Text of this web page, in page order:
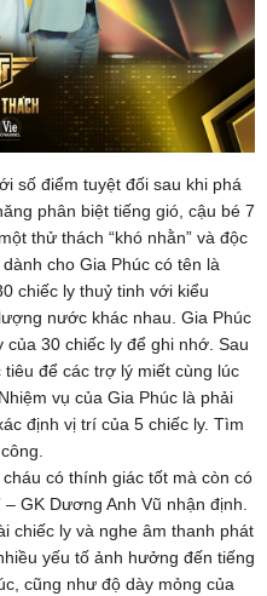
số điểm tuyệt đối sau khi phá
phân biệt tiếng gió, cậu bé 7
thử thách “khó nhằn” và độc
cho Gia Phúc có tên là
chiếc ly thuỷ tinh với kiểu
nước khác nhau. Gia Phúc
30 chiếc ly để ghi nhớ. Sau
để các trợ lý miết cùng lúc
vụ của Gia Phúc là phải
định vị trí của 5 chiếc ly. Tìm
có thính giác tốt mà còn có
GK Dương Anh Vũ nhận định.
chiếc ly và nghe âm thanh phát
yếu tố ảnh hưởng đến tiếng
cũng như độ dày mỏng của